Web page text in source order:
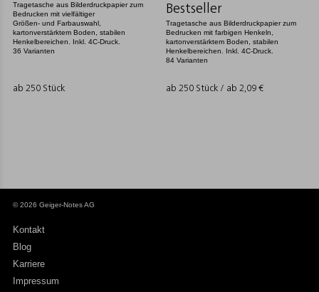
Tragetasche aus Bilderdruckpapier zum
Bedrucken mit vielfältiger
Größen- und Farbauswahl,
kartonverstärktem Boden, stabilen
Henkelbereichen. Inkl. 4C-Druck.
36 Varianten
ab 250 Stück
Bestseller
Tragetasche aus Bilderdruckpapier zum
Bedrucken mit farbigen Henkeln,
kartonverstärktem Boden, stabilen
Henkelbereichen. Inkl. 4C-Druck.
84 Varianten
ab 250 Stück / ab 2,09 €
© 2026 Geiger-Notes AG
Kontakt
Blog
Karriere
Impressum